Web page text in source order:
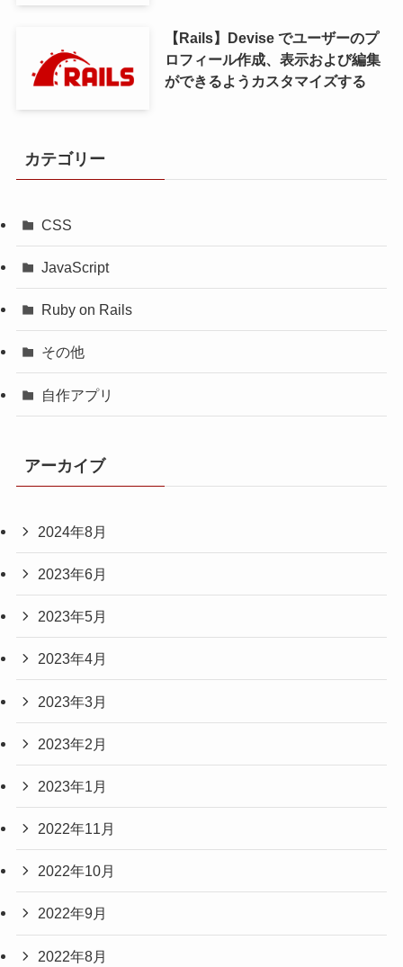
【Rails】Devise でユーザーのプ
ロフィール作成、表示および編集
ができるようカスタマイズする
カテゴリー
CSS
JavaScript
Ruby on Rails
その他
自作アプリ
アーカイブ
2024年8月
2023年6月
2023年5月
2023年4月
2023年3月
2023年2月
2023年1月
2022年11月
2022年10月
2022年9月
2022年8月